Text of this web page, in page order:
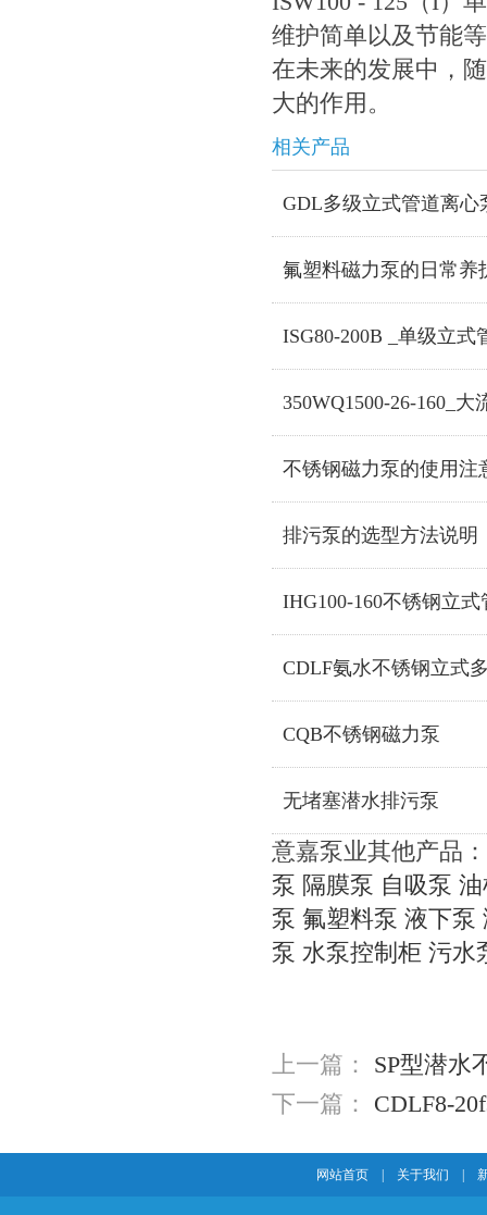
维护简单以及节能
在未来的发展中，
大的作用。
相关产品
GDL多级立式管道离心
氟塑料磁力泵的日常养
ISG80-200B _单级立式
350WQ1500-26-160_
不锈钢磁力泵的使用注
排污泵的选型方法说明
IHG100-160不锈钢立
CDLF氨水不锈钢立式
CQB不锈钢磁力泵
无堵塞潜水排污泵
意嘉泵业其他产品：
泵 隔膜泵 自吸泵
泵 氟塑料泵 液下泵
泵 水泵控制柜 污水
上一篇： SP型潜水
下一篇： CDLF8-
网站首页 关于我们